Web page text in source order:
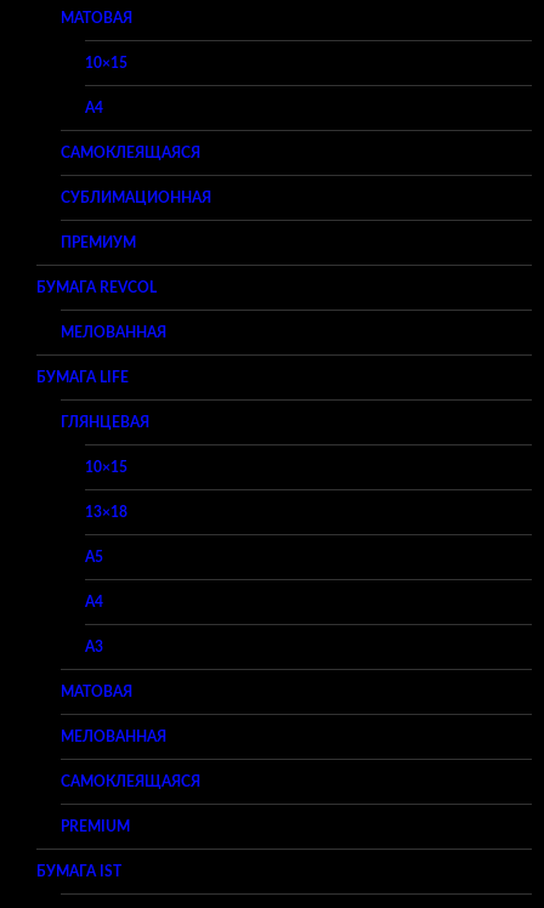
МАТОВАЯ
10×15
A4
САМОКЛЕЯЩАЯСЯ
СУБЛИМАЦИОННАЯ
ПРЕМИУМ
БУМАГА REVCOL
МЕЛОВАННАЯ
БУМАГА LIFE
ГЛЯНЦЕВАЯ
10×15
13×18
A5
A4
A3
МАТОВАЯ
МЕЛОВАННАЯ
САМОКЛЕЯЩАЯСЯ
PREMIUM
БУМАГА IST